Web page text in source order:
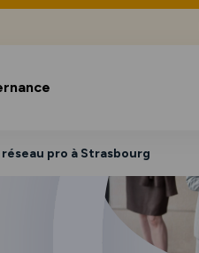
pro à Strasbourg